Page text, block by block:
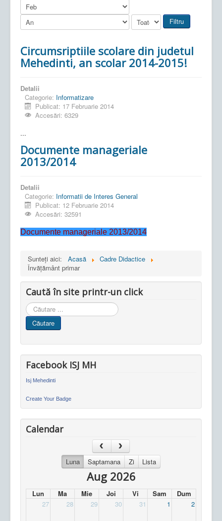
Filtru
Circumsriptiile scolare din judetul
Mehedinti, an scolar 2014-2015!
Detalii
Categorie: Informatizare
Publicat: 17 Februarie 2014
Accesări: 6329
...
Documente manageriale
2013/2014
Detalii
Categorie: Informatii de Interes General
Publicat: 12 Februarie 2014
Accesări: 32591
Documente manageriale 2013/2014
Sunteți aici: Acasă
Cadre Didactice
Învățământ primar
Caută în site printr-un click
Cauta
in
site
Căutare
Facebook ISJ MH
Isj Mehedinti
Create Your Badge
Calendar
Luna Saptamana Zi Lista
Aug 2026
Lun Ma Mie Joi Vi Sam
Dum
27
28 29 30 31 1 2